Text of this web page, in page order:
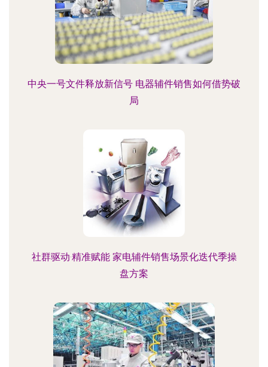
中央一号文件释放新信号 电器辅件销售如何借势破
局
社群驱动·精准赋能 家电辅件销售场景化迭代季操
盘方案